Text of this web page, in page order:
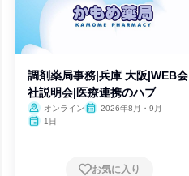
調剤薬局事務|兵庫 大阪|WEB会
社説明会|医療連携のハブ
オンライン
2026年8月・9月
1日
お気に入り